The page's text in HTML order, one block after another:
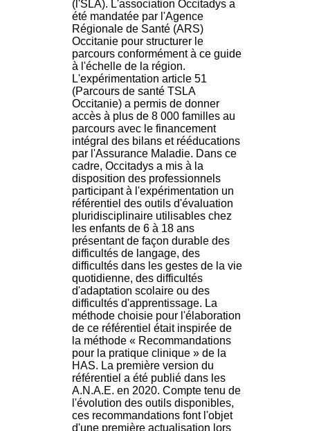
(l'SLA). L'association Occitadys a
été mandatée par l'Agence
Régionale de Santé (ARS)
Occitanie pour structurer le
parcours conformément à ce guide
à l'échelle de la région.
L'expérimentation article 51
(Parcours de santé TSLA
Occitanie) a permis de donner
accès à plus de 8 000 familles au
parcours avec le financement
intégral des bilans et rééducations
par l'Assurance Maladie. Dans ce
cadre, Occitadys a mis à la
disposition des professionnels
participant à l'expérimentation un
référentiel des outils d'évaluation
pluridisciplinaire utilisables chez
les enfants de 6 à 18 ans
présentant de façon durable des
difficultés de langage, des
difficultés dans les gestes de la vie
quotidienne, des difficultés
d'adaptation scolaire ou des
difficultés d'apprentissage. La
méthode choisie pour l'élaboration
de ce référentiel était inspirée de
la méthode « Recommandations
pour la pratique clinique » de la
HAS. La première version du
référentiel a été publié dans les
A.N.A.E. en 2020. Compte tenu de
l'évolution des outils disponibles,
ces recommandations font l'objet
d'une première actualisation lors
e
H
o
s
p
i
t
a
l
i
e
r
l
e
V
i
n
a
t
i
e
r
,
b
â
t
.
2
1
1
9
5
,
B